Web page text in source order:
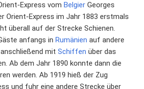
Express vom Belgier Georges
Orient-Express im Jahr 1883 erstmals
überall auf der Strecke Schienen.
anfangs in Rumänien auf andere
mit Schiffen über das
Ab dem Jahr 1890 konnte dann die
werden. Ab 1919 hieß der Zug
und fuhr eine andere Strecke über